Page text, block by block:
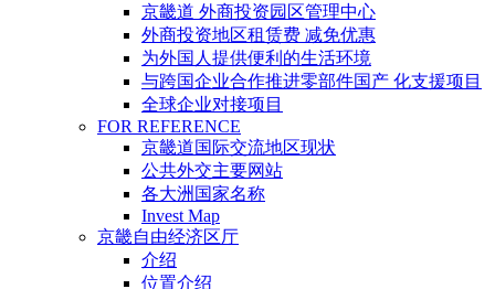
京畿道 外商投资园区管理中心
外商投资地区租赁费 减免优惠
为外国人提供便利的生活环境
与跨国企业合作推进零部件国产 化支援项目
全球企业对接项目
FOR REFERENCE
京畿道国际交流地区现状
公共外交主要网站
各大洲国家名称
Invest Map
京畿自由经济区厅
介绍
位置介绍